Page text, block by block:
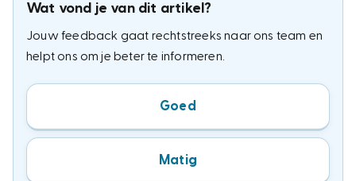
Wat vond je van dit artikel?
Jouw feedback gaat rechtstreeks naar ons team en
helpt ons om je beter te informeren.
Goed
Matig